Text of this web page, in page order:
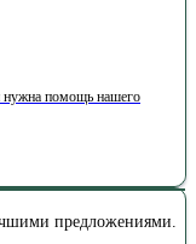
нужна помощь нашего
предложениями.